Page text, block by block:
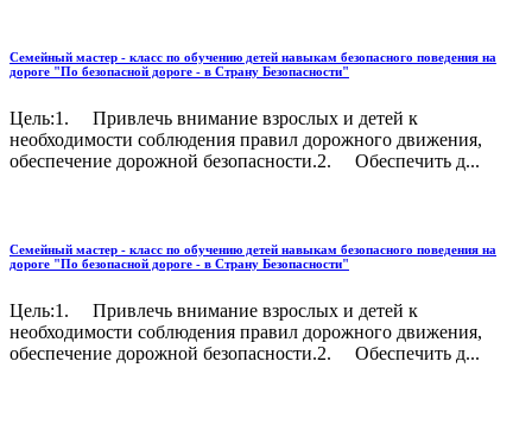
Семейный мастер - класс по обучению детей навыкам безопасного поведения на
дороге "По безопасной дороге - в Страну Безопасности"
Цель:1. Привлечь внимание взрослых и детей к
необходимости соблюдения правил дорожного движения,
обеспечение дорожной безопасности.2. Обеспечить д...
Семейный мастер - класс по обучению детей навыкам безопасного поведения на
дороге "По безопасной дороге - в Страну Безопасности"
Цель:1. Привлечь внимание взрослых и детей к
необходимости соблюдения правил дорожного движения,
обеспечение дорожной безопасности.2. Обеспечить д...